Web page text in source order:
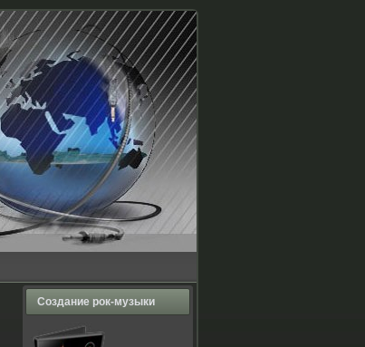
Создание рок-музыки